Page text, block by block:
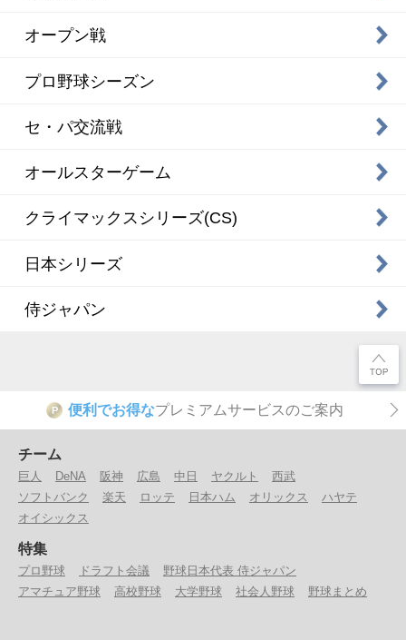
オープン戦
プロ野球シーズン
セ・パ交流戦
オールスターゲーム
クライマックスシリーズ(CS)
日本シリーズ
侍ジャパン
P 便利でお得なプレミアムサービスのご案内
チーム
巨人 DeNA 阪神 広島 中日 ヤクルト
西武
ソフトバンク
楽天 ロッテ 日本ハム オリックス
ハヤテ
オイシックス
特集
プロ野球 ドラフト会議
野球日本代表 侍ジャパン
アマチュア野球
高校野球 大学野球 社会人野球 野球まとめ